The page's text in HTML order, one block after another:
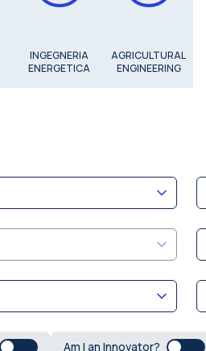
INGEGNERIA
ENERGETICA
AGRICULTURAL
ENGINEERING
Am I an Innovator?